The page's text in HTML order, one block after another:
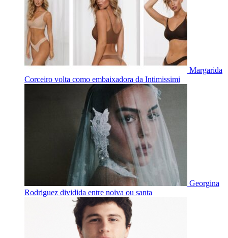
Margarida
Corceiro volta como embaixadora da Intimissimi
Georgina
Rodriguez dividida entre noiva ou santa